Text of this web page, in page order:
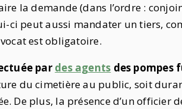
la demande (dans l’ordre :
ci peut aussi mandater un tiers,
est obligatoire.
par des agents des pompes
du cimetière au public, soit
De plus, la présence d’un officier